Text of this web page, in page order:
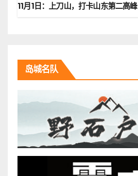
11月1日：上刀山，打卡山东第二高峰
岛城名队